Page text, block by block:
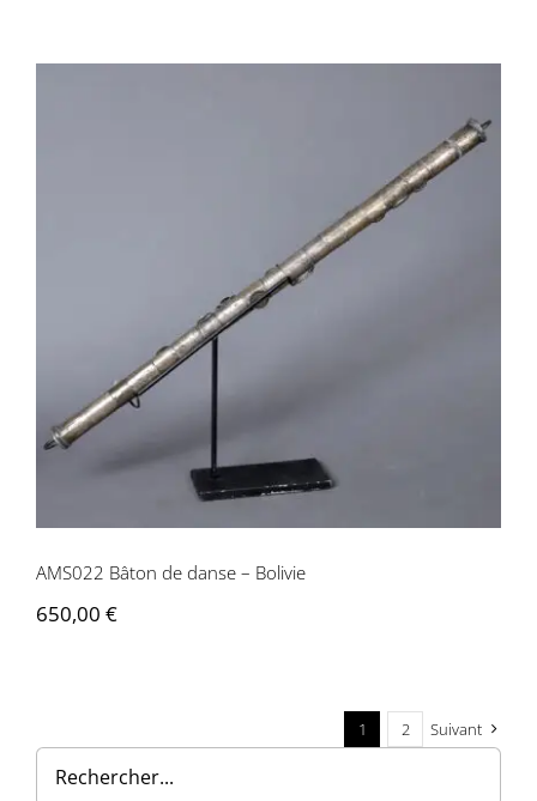
AMS022 Bâton de danse – Bolivie
AMS022 Bâton de danse – Bolivie
650,00 €
1 2 Suivant